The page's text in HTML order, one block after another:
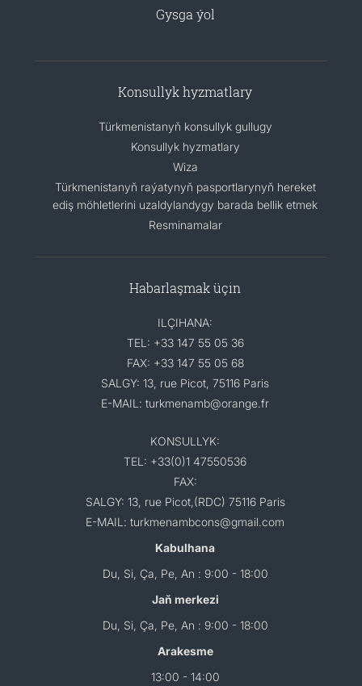
Gysga ýol
Konsullyk hyzmatlary
Türkmenistanyň konsullyk gullugy
Konsullyk hyzmatlary
Wiza
Türkmenistanyň raýatynyň pasportlarynyň hereket
ediş möhletlerini uzaldylandygy barada bellik etmek
Resminamalar
Habarlaşmak üçin
ILÇIHANA:
TEL: +33 147 55 05 36
FAX: +33 147 55 05 68
SALGY: 13, rue Picot, 75116 Paris
E-MAIL: turkmenamb@orange.fr
KONSULLYK:
TEL: +33(0)1 47550536
FAX:
SALGY: 13, rue Picot,(RDC) 75116 Paris
E-MAIL: turkmenambcons@gmail.com
Kabulhana
Du, Si, Ça, Pe, An : 9:00 - 18:00
Jaň merkezi
Du, Si, Ça, Pe, An : 9:00 - 18:00
Arakesme
13:00 - 14:00